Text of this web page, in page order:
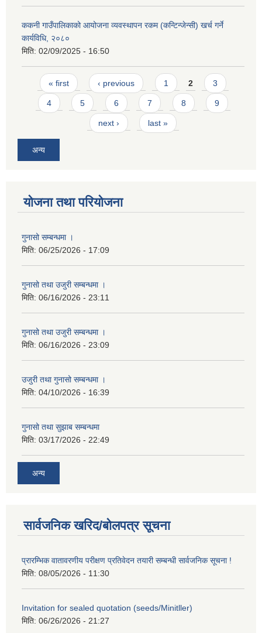
ककनी गाउँपालिकाको आयोजना व्यवस्थापन रकम (कन्टिन्जेन्सी) खर्च गर्ने
कार्यविधि, २०८०
मिति: 02/09/2025 - 16:50
Pages
« first ‹ previous 1 2 3
4 5 6 7 8 9
next › last »
अन्य
योजना तथा परियोजना
गुनासो सम्बन्धमा ।
मिति: 06/25/2026 - 17:09
गुनासो तथा उजुरी सम्बन्धमा ।
मिति: 06/16/2026 - 23:11
गुनासो तथा उजुरी सम्बन्धमा ।
मिति: 06/16/2026 - 23:09
उजुरी तथा गुनासो सम्बन्धमा ।
मिति: 04/10/2026 - 16:39
गुनासो तथा सुझाब सम्बन्धमा
मिति: 03/17/2026 - 22:49
अन्य
सार्वजनिक खरिद/बोलपत्र सूचना
प्रारम्भिक वातावरणीय परीक्षण प्रतिवेदन तयारी सम्बन्धी सार्वजनिक सूचना !
मिति: 08/05/2026 - 11:30
Invitation for sealed quotation (seeds/Minitller)
मिति: 06/26/2026 - 21:27